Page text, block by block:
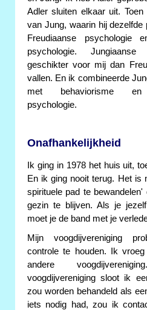
Adler sluiten elkaar uit.
van Jung, waarin hij dezelfde
Freudiaanse psychologie
psychologie.
geschikter voor mij dan
vallen. En ik combineerde
met behaviorisme en
psychologie.
Onafhankelijkheid
Ik ging in 1978 het huis uit,
En ik ging nooit terug. Het is
spirituele pad te
gezin te blijven. Als je
moet je de band met je
Mijn voogdijvereniging
controle te houden. Ik
andere
voogdijvereniging sloot ik
zou worden behandeld als
iets nodig had, zou ik